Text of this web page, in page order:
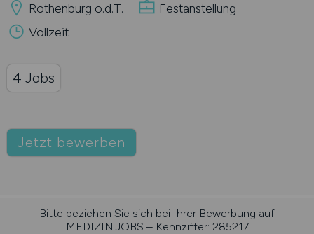
Rothenburg o.d.T.
Festanstellung
Vollzeit
Jetzt bewerben
4 Jobs
Bitte beziehen Sie sich bei Ihrer Bewerbung auf
MEDIZIN.JOBS – Kennziffer: 285217